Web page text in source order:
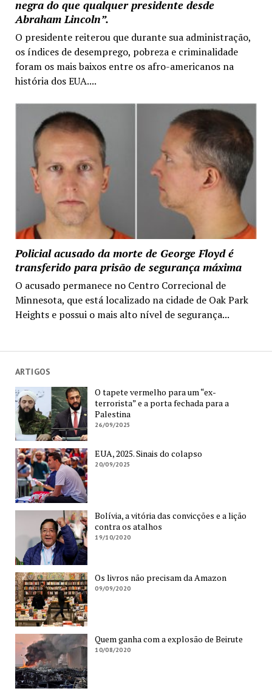
negra do que qualquer presidente desde
Abraham Lincoln”.
O presidente reiterou que durante sua administração,
os índices de desemprego, pobreza e criminalidade
foram os mais baixos entre os afro-americanos na
história dos EUA....
Policial acusado da morte de George Floyd é
transferido para prisão de segurança máxima
O acusado permanece no Centro Correcional de
Minnesota, que está localizado na cidade de Oak Park
Heights e possui o mais alto nível de segurança...
ARTIGOS
O tapete vermelho para um “ex-
terrorista” e a porta fechada para a
Palestina
26/09/2025
EUA, 2025. Sinais do colapso
20/09/2025
Bolívia, a vitória das convicções e a lição
contra os atalhos
19/10/2020
Os livros não precisam da Amazon
09/09/2020
Quem ganha com a explosão de Beirute
10/08/2020